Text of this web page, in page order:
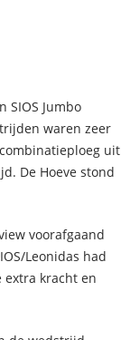
SIOS Jumbo
waren zeer
uit
De Hoeve stond
voorafgaand
Leonidas had
extra kracht en